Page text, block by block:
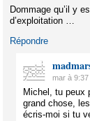
Dommage qu’il y
d’exploitation …
Répondre
mar à 9:37
Michel, tu peux
grand chose,
écris-moi si tu